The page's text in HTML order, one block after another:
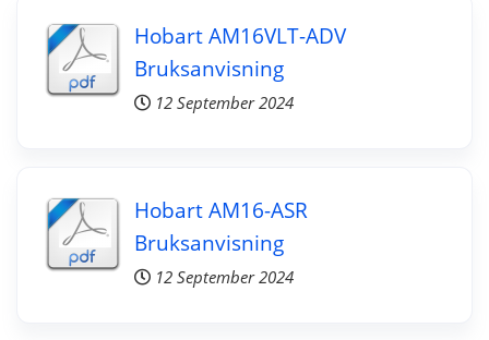
Hobart AM16VLT-ADV
Bruksanvisning
12 September 2024
Hobart AM16-ASR
Bruksanvisning
12 September 2024